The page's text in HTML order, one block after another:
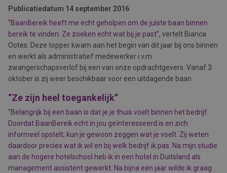
Publicatiedatum 14 september 2016
“BaanBereik heeft me echt geholpen om de juiste baan binnen
bereik te vinden. Ze zoeken echt wat bij je past”, vertelt Bianca
Ootes. Deze topper kwam aan het begin van dit jaar bij ons binnen
en werkt als administratief medewerker i.v.m.
zwangerschapsverlof bij een van onze opdrachtgevers. Vanaf 3
oktober is zij weer beschikbaar voor een uitdagende baan.
“Ze zijn heel toegankelijk”
“Belangrijk bij een baan is dat je je thuis voelt binnen het bedrijf.
Doordat BaanBereik echt in jou geïnteresseerd is en zich
informeel opstelt, kun je gewoon zeggen wat je voelt. Zij weten
daardoor precies wat ik wil en bij welk bedrijf ik pas. Na mijn studie
aan de hogere hotelschool heb ik in een hotel in Duitsland als
management assistent gewerkt. Na bijna een jaar wilde ik graag